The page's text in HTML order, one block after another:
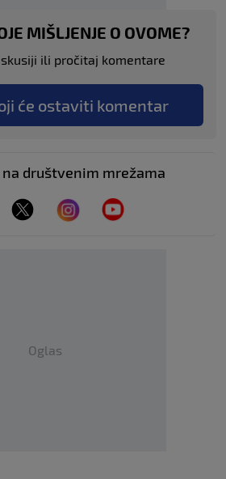
MIŠLJENJE O OVOME?
ili pročitaj komentare
će ostaviti komentar
društvenim mrežama
Oglas